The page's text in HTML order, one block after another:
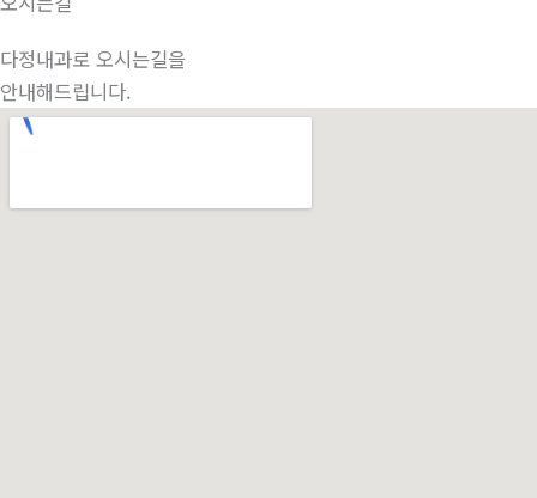
다정내과로 오시는길을
안내해드립니다.